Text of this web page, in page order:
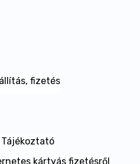
fizetés
kártyás fizetésről